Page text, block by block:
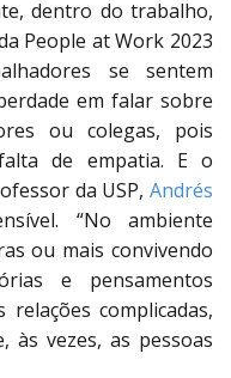
dentro do trabalho,
People at Work 2023
se sentem
em falar sobre
ou colegas, pois
de empatia. E o
da USP, Andrés
“No ambiente
ou mais convivendo
e pensamentos
complicadas,
às vezes, as pessoas